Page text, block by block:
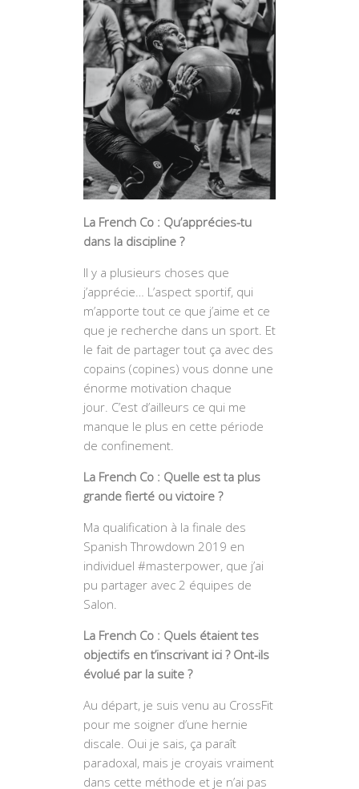
La French Co : Qu’apprécies-tu
dans la discipline ?
Il y a plusieurs choses que
j’apprécie… L’aspect sportif, qui
m’apporte tout ce que j’aime et ce
que je recherche dans un sport. Et
le fait de partager tout ça avec des
copains (copines) vous donne une
énorme motivation chaque
jour. C’est d’ailleurs ce qui me
manque le plus en cette période
de confinement.
La French Co : Quelle est ta plus
grande fierté ou victoire ?
Ma qualification à la finale des
Spanish Throwdown 2019 en
individuel #masterpower, que j’ai
pu partager avec 2 équipes de
Salon.
La French Co : Quels étaient tes
objectifs en t’inscrivant ici ? Ont-ils
évolué par la suite ?
Au départ, je suis venu au CrossFit
pour me soigner d’une hernie
discale. Oui je sais, ça paraît
paradoxal, mais je croyais vraiment
dans cette méthode et je n’ai pas